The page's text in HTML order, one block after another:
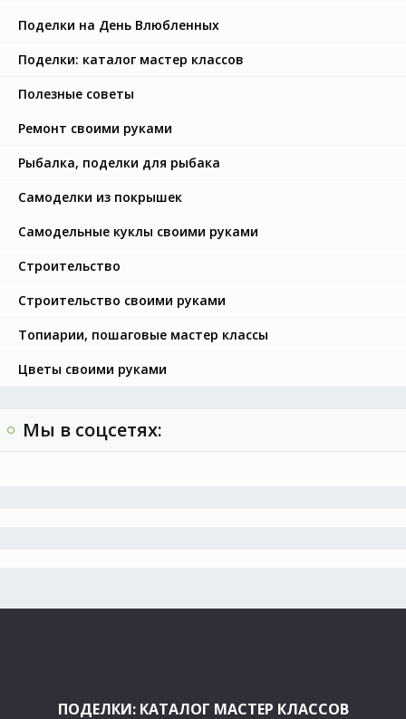
Поделки на День Влюбленных
Поделки: каталог мастер классов
Полезные советы
Ремонт своими руками
Рыбалка, поделки для рыбака
Самоделки из покрышек
Самодельные куклы своими руками
Строительство
Строительство своими руками
Топиарии, пошаговые мастер классы
Цветы своими руками
Мы в соцсетях:
ПОДЕЛКИ: КАТАЛОГ МАСТЕР КЛАССОВ